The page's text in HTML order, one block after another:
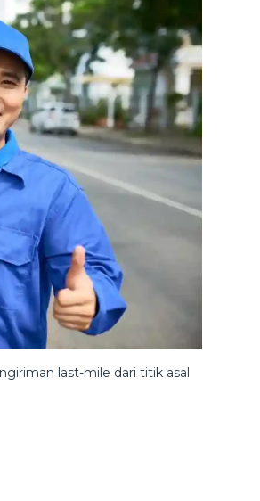
last-mile dari titik asal